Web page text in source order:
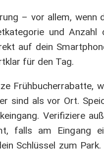
– vor allem,
und Anzahl
auf dein
für den Tag.
Frühbucherrabatte,
sind als vor Ort.
Verifiziere
falls am Eingang
Schlüssel zum